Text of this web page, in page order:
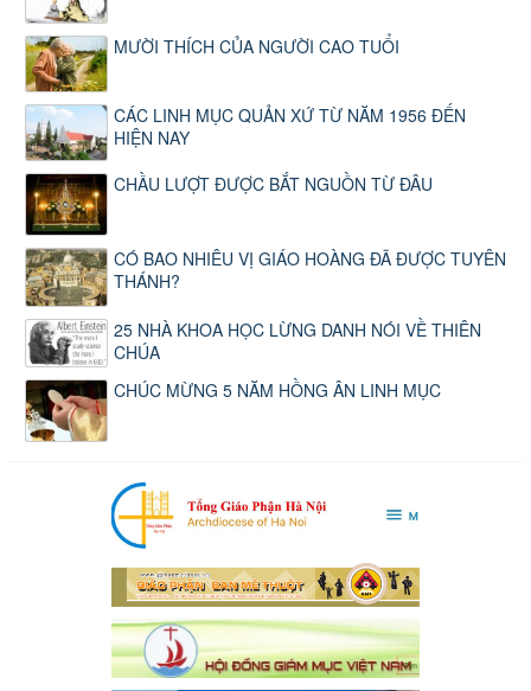
MƯỜI THÍCH CỦA NGƯỜI CAO TUỔI
CÁC LINH MỤC QUẢN XỨ TỪ NĂM 1956 ĐẾN
HIỆN NAY
CHẦU LƯỢT ĐƯỢC BẮT NGUỒN TỪ ĐÂU
CÓ BAO NHIÊU VỊ GIÁO HOÀNG ĐÃ ĐƯỢC TUYÊN
THÁNH?
25 NHÀ KHOA HỌC LỪNG DANH NÓI VỀ THIÊN
CHÚA
CHÚC MỪNG 5 NĂM HỒNG ÂN LINH MỤC